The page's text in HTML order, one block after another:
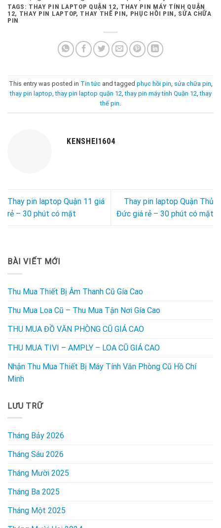
TAGS: THAY PIN LAPTOP QUẬN 12, THAY PIN MÁY TÍNH QUẬN
12, THAY PIN LAPTOP, THAY THẾ PIN, PHỤC HỒI PIN, SỬA CHỮA
PIN
This entry was posted in Tin tứcand tagged phục hồi pin, sửa chữa pin,
thay pin laptop,thay pin laptop quận 12,thay pin máy tính Quận 12,thay
thế pin.
KENSHEI1604
Thay pin laptop Quận 11 giá
rẻ – 30 phút có mặt
Thay pin laptop Quận Thủ
Đức giá rẻ – 30 phút có mặt
BÀI VIẾT MỚI
Thu Mua Thiết Bị Âm Thanh Cũ Gía Cao
Thu Mua Loa Cũ – Thu Mua Tận Nơi Gía Cao
THU MUA ĐỒ VĂN PHÒNG CŨ GIÁ CAO
THU MUA TIVI – AMPLY – LOA CŨ GIÁ CAO
Nhận Thu Mua Thiết Bị Máy Tính Văn Phòng Cũ Hồ Chí
Minh
LƯU TRỮ
Tháng Bảy 2026
Tháng Sáu 2026
Tháng Mười 2025
Tháng Ba 2025
Tháng Một 2025